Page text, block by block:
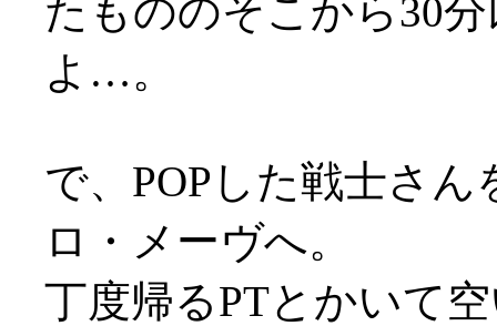
たもののそこから30
よ…。
で、POPした戦士さ
ロ・メーヴへ。
丁度帰るPTとかいて